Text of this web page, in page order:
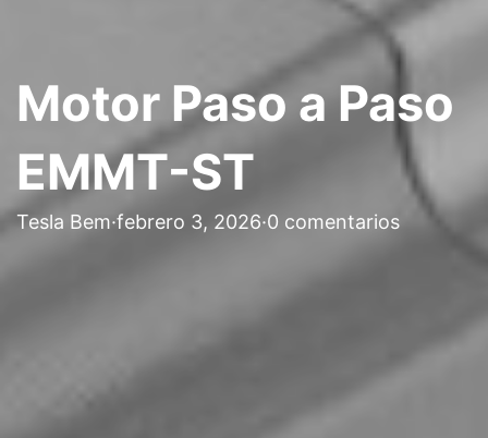
Motor Paso a Paso
EMMT-ST
Tesla Bem·febrero 3, 2026·0 comentarios